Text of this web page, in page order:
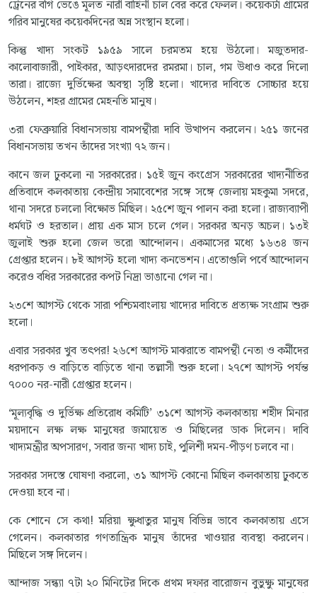
ট্রেনের বগি ভেঙে মূলত নারী বাহিনী চাল বের করে ফেলল। কয়েকটা গ্রামের
গরিব মানুষের কয়েকদিনের অন্ন সংস্থান হলো।
কিন্তু খাদ্য সংকট ১৯৫৯ সালে চরমতম হয়ে উঠলো। মজুতদার-
কালোবাজারী, পাইকার, আড়ৎদারদের রমরমা। চাল, গম উধাও করে দিলো
তারা। রাজ্যে দুর্ভিক্ষের অবস্থা সৃষ্টি হলো। খাদ্যের দাবিতে সোচ্চার হয়ে
উঠলেন, শহর গ্রামের মেহনতি মানুষ।
৩রা ফেব্রুয়ারি বিধানসভায় বামপন্থীরা দাবি উত্থাপন করলেন। ২৫১ জনের
বিধানসভায় তখন তাঁদের সংখ্যা ৭২ জন।
কানে জল ঢুকলো না সরকারের। ১৫ই জুন কংগ্রেস সরকারের খাদ্যনীতির
প্রতিবাদে কলকাতায় কেন্দ্রীয় সমাবেশের সঙ্গে সঙ্গে জেলায় মহকুমা সদরে,
থানা সদরে চললো বিক্ষোভ মিছিল। ২৫শে জুন পালন করা হলো। রাজ্যব্যাপী
ধর্মঘট ও হরতাল। প্রায় এক মাস চলে গেল। সরকার অনড় অচল। ১৩ই
জুলাই শুরু হলো জেল ভরো আন্দোলন। একমাসের মধ্যে ১৬৩৪ জন
গ্রেপ্তার হলেন। ৮ই আগস্ট হলো খাদ্য কনভেশন। এতোগুলি পর্বে আন্দোলন
করেও বধির সরকারের কপট নিদ্রা ভাঙানো গেল না।
২৩শে আগস্ট থেকে সারা পশ্চিমবাংলায় খাদ্যের দাবিতে প্রত্যক্ষ সংগ্রাম শুরু
হলো।
এবার সরকার খুব তৎপর! ২৬শে আগস্ট মাঝরাতে বামপন্থী নেতা ও কর্মীদের
ধরপাকড় ও বাড়িতে বাড়িতে থানা তল্লাসী শুরু হলো। ২৭শে আগস্ট পর্যন্ত
৭০০০ নর-নারী গ্রেপ্তার হলেন।
‘মূল্যবৃদ্ধি ও দুর্ভিক্ষ প্রতিরোধ কমিটি’ ৩১শে আগস্ট কলকাতায় শহীদ মিনার
ময়দানে লক্ষ লক্ষ মানুষের জমায়েত ও মিছিলের ডাক দিলেন। দাবি
খাদ্যমন্ত্রীর অপসারণ, সবার জন্য খাদ্য চাই, পুলিশী দমন-পীড়ণ চলবে না।
সরকার সদস্তে ঘোষণা করলো, ৩১ আগস্ট কোনো মিছিল কলকাতায় ঢুকতে
দেওয়া হবে না।
কে শোনে সে কথা! মরিয়া ক্ষুধাতুর মানুষ বিভিন্ন ভাবে কলকাতায় এসে
গেলেন। কলকাতার গণতান্ত্রিক মানুষ তাঁদের খাওয়ার ব্যবস্থা করলেন।
মিছিলে সঙ্গ দিলেন।
আন্দাজ সন্ধ্যা ৭টা ২০ মিনিটের দিকে প্রথম দফার বারোজন বুভুক্ষু মানুষের